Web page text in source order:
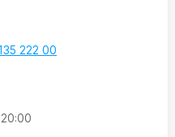
222 00
20:00